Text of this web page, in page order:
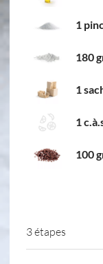
1
180
1
1
100
3 étapes